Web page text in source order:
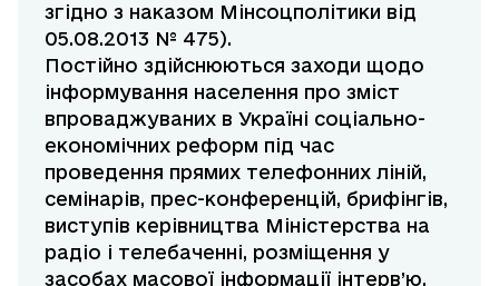
згідно з наказом Мінсоцполітики від
05.08.2013 № 475).
Постійно здійснюються заходи щодо
інформування населення про зміст
впроваджуваних в Україні соціально-
економічних реформ під час
проведення прямих телефонних ліній,
семінарів, прес-конференцій, брифінгів,
виступів керівництва Міністерства на
радіо і телебаченні, розміщення у
засобах масової інформації інтерв’ю,